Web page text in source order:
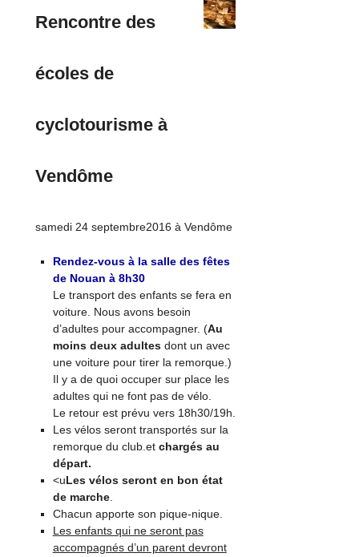
Rencontre des
écoles de
cyclotourisme à
Vendôme
samedi 24 septembre2016 à Vendôme
Rendez-vous à la salle des fêtes
de Nouan à 8h30
Le transport des enfants se fera en
voiture. Nous avons besoin
d’adultes pour accompagner. (Au
moins deux adultesdont un avec
une voiture pour tirer la remorque.)
Il y a de quoi occuper sur place les
adultes qui ne font pas de vélo.
Le retour est prévu vers 18h30/19h.
Les vélos seront transportés sur la
remorque du club.et chargés au
départ.
<uLes vélos seront en bon état
de marche.
Chacun apporte son pique-nique.
Les enfants qui ne seront pas
accompagnés d’un parent devront